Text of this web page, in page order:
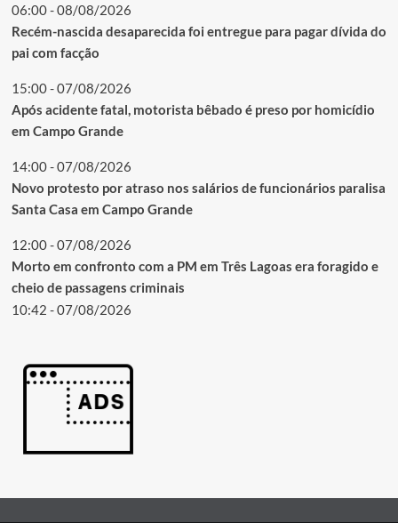
06:00 - 08/08/2026
Recém-nascida desaparecida foi entregue para pagar dívida do
pai com facção
15:00 - 07/08/2026
Após acidente fatal, motorista bêbado é preso por homicídio
em Campo Grande
14:00 - 07/08/2026
Novo protesto por atraso nos salários de funcionários paralisa
Santa Casa em Campo Grande
12:00 - 07/08/2026
Morto em confronto com a PM em Três Lagoas era foragido e
cheio de passagens criminais
10:42 - 07/08/2026